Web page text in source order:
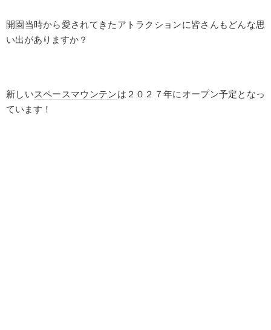
開園当時から愛されてきたアトラクションに皆さんもどんな思
い出がありますか？
新しいスペースマウンテンは２０２７年にオープン予定となっ
ています！